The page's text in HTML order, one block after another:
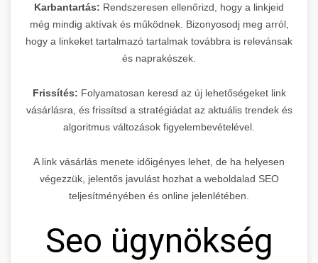
Karbantartás: Rendszeresen ellenőrizd, hogy a linkjeid
még mindig aktívak és működnek. Bizonyosodj meg arról,
hogy a linkeket tartalmazó tartalmak továbbra is relevánsak
és naprakészek.
Frissítés: Folyamatosan keresd az új lehetőségeket link
vásárlásra, és frissítsd a stratégiádat az aktuális trendek és
algoritmus változások figyelembevételével.
A link vásárlás menete időigényes lehet, de ha helyesen
végezzük, jelentős javulást hozhat a weboldalad SEO
teljesítményében és online jelenlétében.
Seo ügynökség